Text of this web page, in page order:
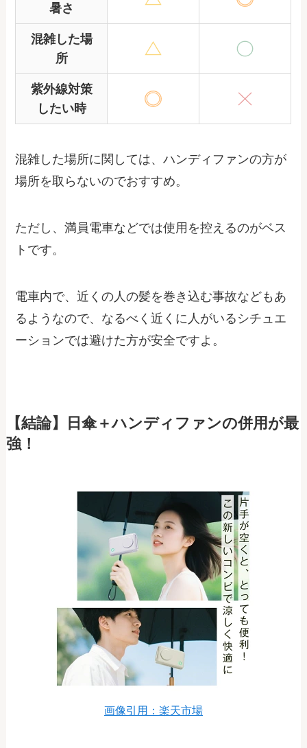
暑さ
混雑した場
所
紫外線対策
したい時
混雑した場所に関しては、ハンディファンの方が
場所を取らないのでおすすめ。
ただし、満員電車などでは使用を控えるのがベス
トです。
電車内で、近くの人の髪を巻き込む事故などもあ
るようなので、なるべく近くに人がいるシチュエ
ーションでは避けた方が安全ですよ。
【結論】日傘＋ハンディファンの併用が最
強！
画像引用：楽天市場